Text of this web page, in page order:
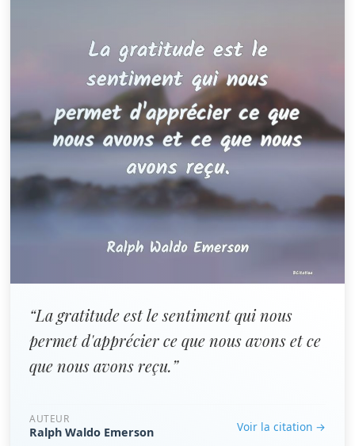
“La gratitude est le sentiment qui nous
permet d'apprécier ce que nous avons et ce
que nous avons reçu.”
AUTEUR
Ralph Waldo Emerson Voir la citation →